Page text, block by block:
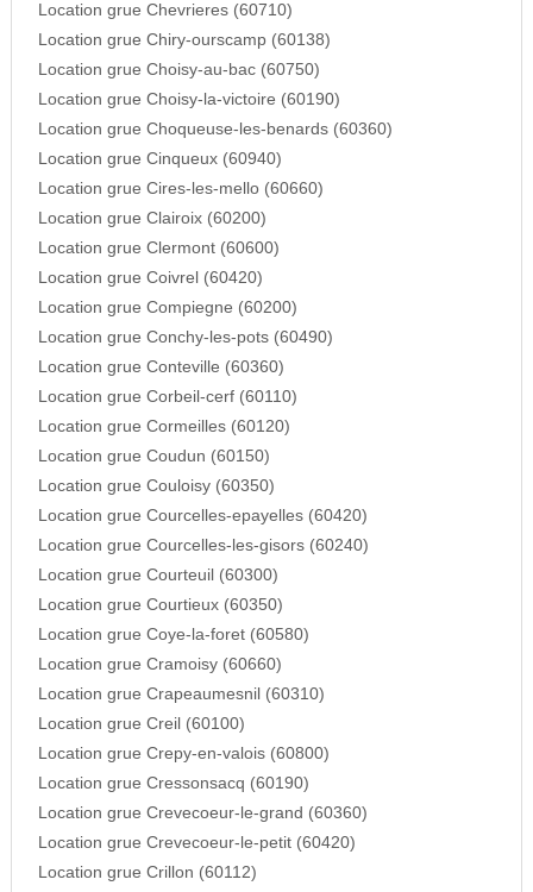
Location grue Chevrieres (60710)
Location grue Chiry-ourscamp (60138)
Location grue Choisy-au-bac (60750)
Location grue Choisy-la-victoire (60190)
Location grue Choqueuse-les-benards (60360)
Location grue Cinqueux (60940)
Location grue Cires-les-mello (60660)
Location grue Clairoix (60200)
Location grue Clermont (60600)
Location grue Coivrel (60420)
Location grue Compiegne (60200)
Location grue Conchy-les-pots (60490)
Location grue Conteville (60360)
Location grue Corbeil-cerf (60110)
Location grue Cormeilles (60120)
Location grue Coudun (60150)
Location grue Couloisy (60350)
Location grue Courcelles-epayelles (60420)
Location grue Courcelles-les-gisors (60240)
Location grue Courteuil (60300)
Location grue Courtieux (60350)
Location grue Coye-la-foret (60580)
Location grue Cramoisy (60660)
Location grue Crapeaumesnil (60310)
Location grue Creil (60100)
Location grue Crepy-en-valois (60800)
Location grue Cressonsacq (60190)
Location grue Crevecoeur-le-grand (60360)
Location grue Crevecoeur-le-petit (60420)
Location grue Crillon (60112)